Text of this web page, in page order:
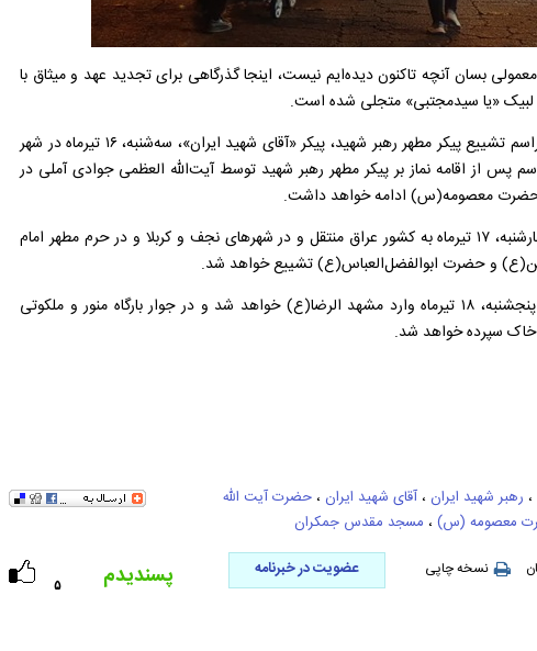
بسان آنچه تاکنون دیده‌ایم نیست، اینجا گذرگاهی برای تجدید عهد و میثاق با
لبیک «یا سیدمجتبی» متجلی شده است.
بر اساس اعلام ستاد ملی برگزاری مراسم تشییع پیکر مطهر رهبر شهید، پیکر «آقای شهید ایران»، سه‌شنبه، ۱۶ تیرماه در شهر
از اقامه نماز بر پیکر مطهر رهبر شهید توسط آیت‌الله العظمی جوادی آملی در
حضرت معصومه(س) ادامه خواهد داشت.
سپس پیکر مطهر رهبر شهید روز چهارشنبه، ۱۷ تیرماه به کشور عراق منتقل و در شهر‌های نجف و کربلا و در حرم مطهر امام
و حضرت ابوالفضل‌العباس(ع) تشییع خواهد شد.
در پایان پیکر مطهر رهبر شهید روز پنجشنبه، ۱۸ تیرماه وارد مشهد الرضا(ع) خواهد شد و در جوار بارگاه منور و ملکوتی
سپرده خواهد شد.
، رهبر شهید ایران ، آقای شهید ایران ، حضرت آیت الله
معصومه (س) ، مسجد مقدس جمکران
نسخه چاپی عضویت در خبرنامه
۵ پسندیدم